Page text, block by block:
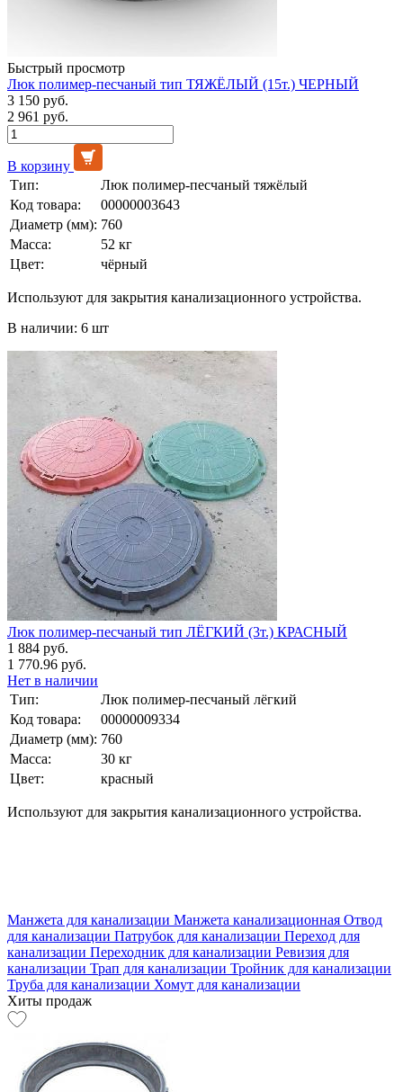
Быстрый просмотр
Люк полимер-песчаный тип ТЯЖЁЛЫЙ (15т.) ЧЕРНЫЙ
3 150 руб.
2 961 руб.
В корзину
Тип:
Люк полимер-песчаный тяжёлый
Код товара:
00000003643
Диаметр (мм): 760
Масса:
52 кг
Цвет:
чёрный
Используют для закрытия канализационного устройства.
В наличии: 6 шт
Люк полимер-песчаный тип ЛЁГКИЙ (3т.) КРАСНЫЙ
1 884 руб.
1 770.96 руб.
Нет в наличии
Тип:
Люк полимер-песчаный лёгкий
Код товара:
00000009334
Диаметр (мм): 760
Масса:
30 кг
Цвет:
красный
Используют для закрытия канализационного устройства.
Манжета для канализации Манжета канализационная Отвод
для канализации Патрубок для канализации Переход для
канализации Переходник для канализации Ревизия для
канализации Трап для канализации Тройник для канализации
Труба для канализации Хомут для канализации
Хиты продаж